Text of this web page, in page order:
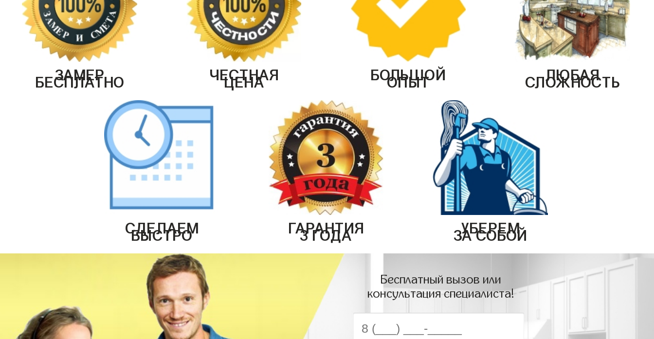
ЗАМЕР
БЕСПЛАТНО ЧЕСТНАЯ
ЦЕНА БОЛЬШОЙ
ОПЫТ ЛЮБАЯ
СЛОЖНОСТЬ
СДЕЛАЕМ
БЫСТРО ГАРАНТИЯ
3 ГОДА УБЕРЕМ
ЗА СОБОЙ
Бесплатный вызов или
консультация специалиста!